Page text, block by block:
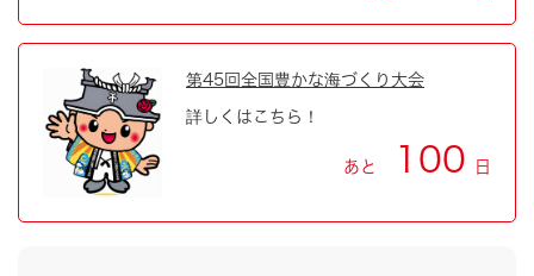
第45回全国豊かな海づくり大会
詳しくはこちら！
あと 100 日